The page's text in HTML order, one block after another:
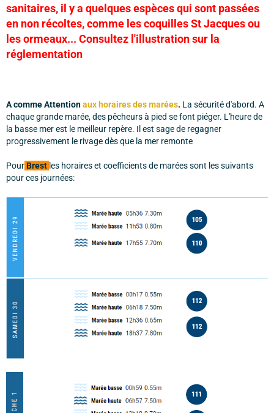
sanitaires, il y a quelques espèces qui sont passées
en non récoltes, comme les coquilles St Jacques ou
les ormeaux... Consultez l'illustration sur la
réglementation
A comme Attentionaux horaires des marées. La sécurité d'abord. A
chaque grande marée, des pêcheurs à pied se font piéger. L'heure de
la basse mer est le meilleur repère. Il est sage de regagner
progressivement le rivage dès que la mer remonte
PourBrest les horaires et coefficients de marées sont les suivants
pour ces journées: